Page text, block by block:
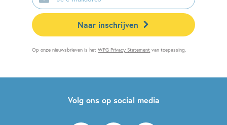
Naar inschrijven
Op onze nieuwsbrieven is hetWPG Privacy Statement van toepassing.
Volg ons op social media